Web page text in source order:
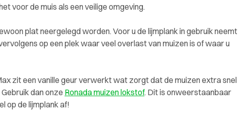
voor de muis als een veilige omgeving.
plat neergelegd worden. Voor u de lijmplank in gebruik neemt
op een plek waar veel overlast van muizen is of waar u
zit een vanille geur verwerkt wat zorgt dat de muizen extra snel
dan onze Ronada muizen lokstof. Dit is onweerstaanbaar
op de lijmplank af!